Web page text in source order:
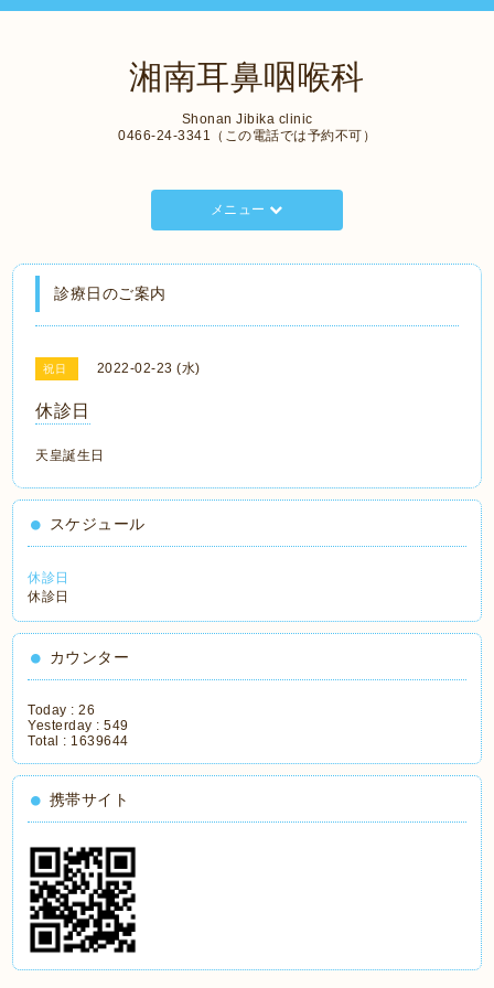
湘南耳鼻咽喉科
Shonan Jibika clinic
0466-24-3341（この電話では予約不可）
メニュー
診療日のご案内
祝日 2022-02-23 (水)
休診日
天皇誕生日
スケジュール
休診日
休診日
カウンター
Today :26
Yesterday :549
Total : 1639644
携帯サイト